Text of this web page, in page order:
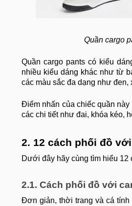
Quần cargo
Quần cargo pants có kiểu
nhiều kiểu dáng khác như từ
các màu sắc đa dạng như đen,
Điểm nhấn của chiếc quần
các chi tiết như đai, khóa kéo,
2. 12 cách phối đồ
Dưới đây hãy cùng tìm hiểu 12
2.1. Cách phối đồ với
Đơn giản, thời trang và cá